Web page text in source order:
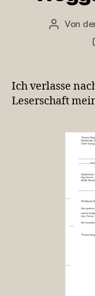
Von
Ich verlasse
Leserschaft